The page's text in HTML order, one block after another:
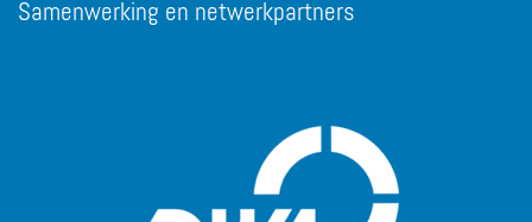
Samenwerking en netwerkpartners